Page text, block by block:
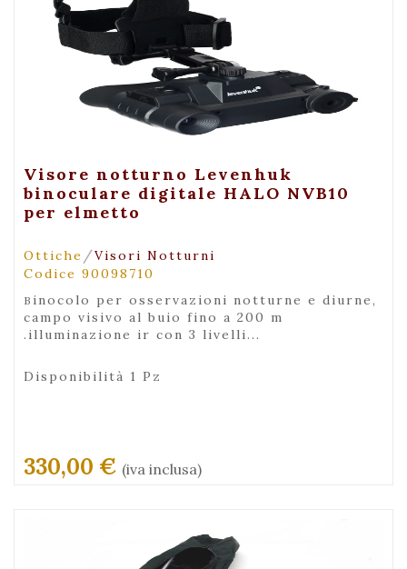
+ Visualizza
Visore notturno Levenhuk
binoculare digitale HALO NVB10
per elmetto
Ottiche /Visori Notturni
Codice 90098710
binocolo per osservazioni notturne e diurne,
campo visivo al buio fino a 200 m
.illuminazione ir con 3 livelli...
Disponibilità 1 Pz
330,00 € (iva inclusa)